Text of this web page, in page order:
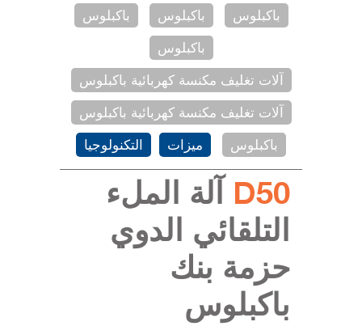
باكبلوس
باكبلوس
باكبلوس
باكبلوس
آلات تغليف مكنسة كهربائية باكبلوس
آلات تغليف مكنسة كهربائية باكبلوس
باكبلوس
ميزات التكنولوجيا
D50 آلة الملء
التلقائي الدوي
حزمة بنك
باكبلوس